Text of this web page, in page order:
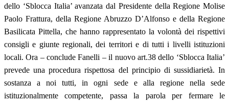
dello ‘Sblocca Italia’ avanzata dal Presidente della Regione Molise
Paolo Frattura, della Regione Abruzzo D’Alfonso e della Regione
Basilicata Pittella, che hanno rappresentato la volontà dei rispettivi
consigli e giunte regionali, dei territori e di tutti i livelli istituzioni
locali. Ora – conclude Fanelli – il nuovo art.38 dello ‘Sblocca Italia’
prevede una procedura rispettosa del principio di sussidiarietà. In
sostanza a noi tutti, in ogni sede e alla regione nella sede
istituzionalmente competente, passa la parola per fermare le